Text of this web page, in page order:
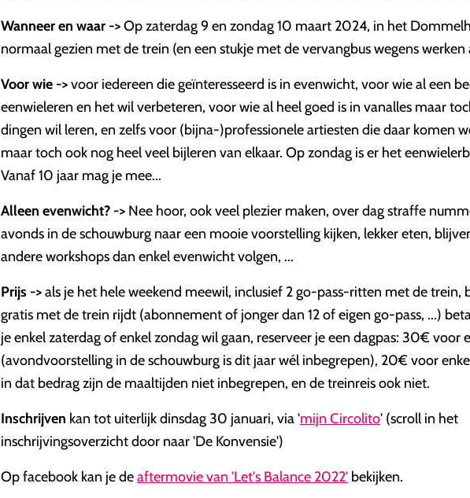
Wanneer en waar ->Op zaterdag 9 en zondag 10 maart 2024, in het
normaal gezien met de trein (en een stukje met de vervangbus wegens werken
Voor wie ->voor iedereen die geïnteresseerd is in evenwicht, voor wie al een
eenwieleren en het wil verbeteren, voor wie al heel goed is in vanalles maar
dingen wil leren, en zelfs voor (bijna-)professionele artiesten die daar komen
maar toch ook nog heel veel bijleren van elkaar. Op zondag is er het
Vanaf 10 jaar mag je mee...
Alleen evenwicht? -> Nee hoor, ook veel plezier maken, over dag straffe
avonds in de schouwburg naar een mooie voorstelling kijken, lekker eten,
andere workshops dan enkel evenwicht volgen, ...
Prijs ->als je het hele weekend meewil, inclusief 2 go-pass-ritten met de trein,
gratis met de trein rijdt (abonnement of jonger dan 12 of eigen go-pass, ...)
je enkel zaterdag of enkel zondag wil gaan, reserveer je een dagpas: 30€ voor
(avondvoorstelling in de schouwburg is dit jaar wél inbegrepen), 20€ voor
in dat bedrag zijn de maaltijden niet inbegrepen, en de treinreis ook niet.
Inschrijven kan tot uiterlijk dinsdag 30 januari, via 'mijn Circolito' (scroll in het
inschrijvingsoverzicht door naar 'De Konvensie')
Op facebook kan je deaftermovie van 'Let's Balance 2022' bekijken.